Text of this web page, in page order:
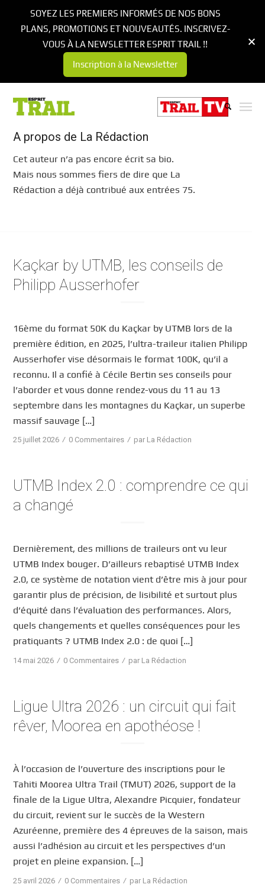
A propos de La Rédaction
Cet auteur n’a pas encore écrit sa bio.
Mais nous sommes fiers de dire que La
Rédaction a déjà contribué aux entrées 75.
Kaçkar by UTMB, les conseils de
Philipp Ausserhofer
16ème du format 50K du Kaçkar by UTMB lors de la
première édition, en 2025, l’ultra-traileur italien Philipp
Ausserhofer vise désormais le format 100K, qu’il a
reconnu. Il a confié à Cécile Bertin ses conseils pour
l’aborder et vous donne rendez-vous du 11 au 13
septembre dans les montagnes du Kaçkar, un superbe
massif sauvage […]
25 juillet 2026 / 0 Commentaires / par La Rédaction
UTMB Index 2.0 : comprendre ce qui
a changé
Dernièrement, des millions de traileurs ont vu leur
UTMB Index bouger. D’ailleurs rebaptisé UTMB Index
2.0, ce système de notation vient d’être mis à jour pour
garantir plus de précision, de lisibilité et surtout plus
d’équité dans l’évaluation des performances. Alors,
quels changements et quelles conséquences pour les
pratiquants ? UTMB Index 2.0 : de quoi […]
14 mai 2026 / 0 Commentaires / par La Rédaction
Ligue Ultra 2026 : un circuit qui fait
rêver, Moorea en apothéose !
À l’occasion de l’ouverture des inscriptions pour le
Tahiti Moorea Ultra Trail (TMUT) 2026, support de la
finale de la Ligue Ultra, Alexandre Picquier, fondateur
du circuit, revient sur le succès de la Western
Azuréenne, première des 4 épreuves de la saison, mais
aussi l’adhésion au circuit et les perspectives d’un
projet en pleine expansion. […]
25 avril 2026 / 0 Commentaires / par La Rédaction
SOYEZ LES PREMIERS INFORMÉS DE NOS BONS
PLANS, PROMOTIONS ET NOUVEAUTÉS. INSCRIVEZ-
VOUS À LA NEWSLETTER ESPRIT TRAIL !!
Inscription à la Newsletter